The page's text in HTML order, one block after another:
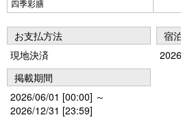
四季彩膳
お支払方法
現地決済
宿
掲載期間
2026/06/01 [00:00] ～
2026/12/31 [23:59]